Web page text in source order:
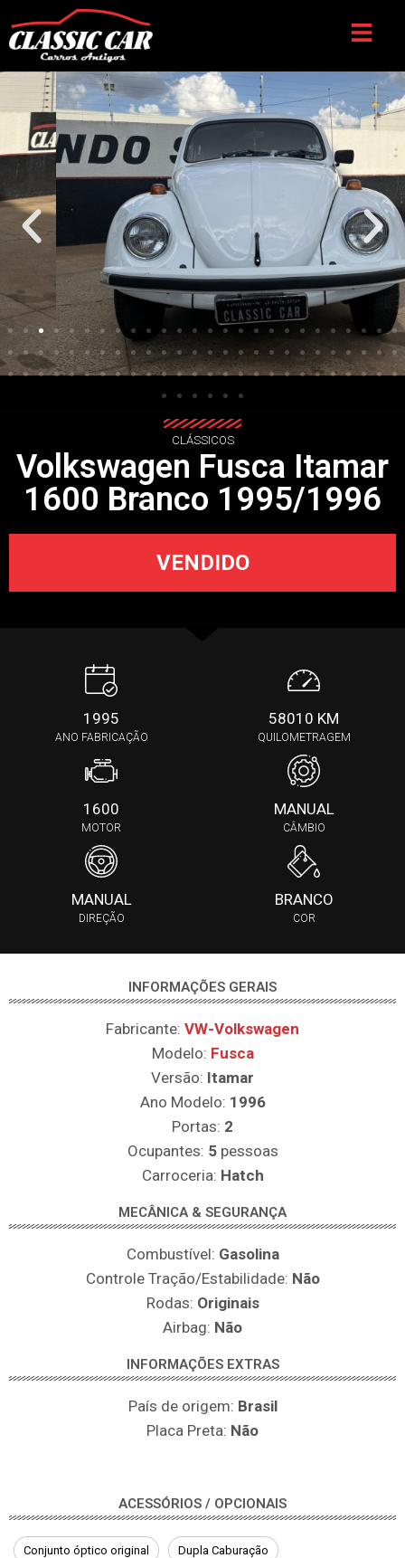
CLÁSSICOS
Volkswagen Fusca Itamar
1600 Branco 1995/1996
VENDIDO
1995
ANO FABRICAÇÃO
58010 KM
QUILOMETRAGEM
1600
MOTOR
MANUAL
CÂMBIO
MANUAL
DIREÇÃO
BRANCO
COR
INFORMAÇÕES GERAIS
Fabricante: VW-Volkswagen
Modelo: Fusca
Versão: Itamar
Ano Modelo: 1996
Portas: 2
Ocupantes: 5pessoas
Carroceria: Hatch
MECÂNICA & SEGURANÇA
Combustível: Gasolina
Controle Tração/Estabilidade: Não
Rodas: Originais
Airbag: Não
INFORMAÇÕES EXTRAS
País de origem: Brasil
Placa Preta: Não
ACESSÓRIOS / OPCIONAIS
Conjunto óptico original Dupla Caburação